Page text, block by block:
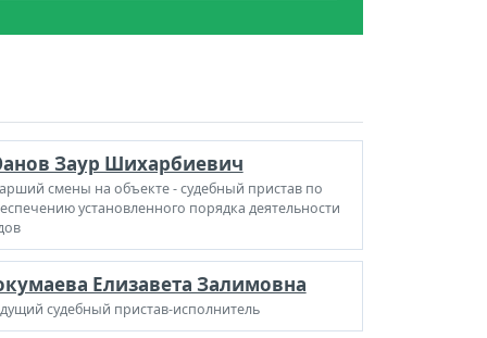
Заур Шихарбиевич
смены на объекте - судебный пристав по
установленного порядка деятельности
Елизавета Залимовна
судебный пристав-исполнитель